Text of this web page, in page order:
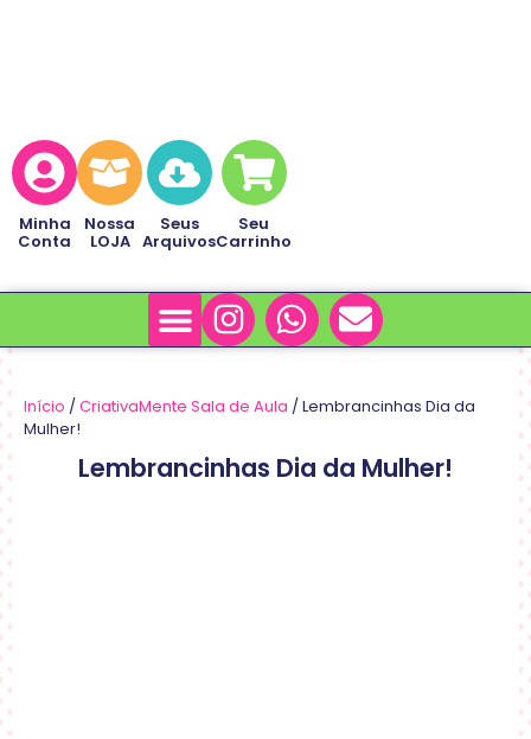
Minha
Conta
Nossa
LOJA
Seus
Arquivos
Seu
Carrinho
Início /CriativaMente Sala de Aula / Lembrancinhas Dia da
Mulher!
Lembrancinhas Dia da Mulher!